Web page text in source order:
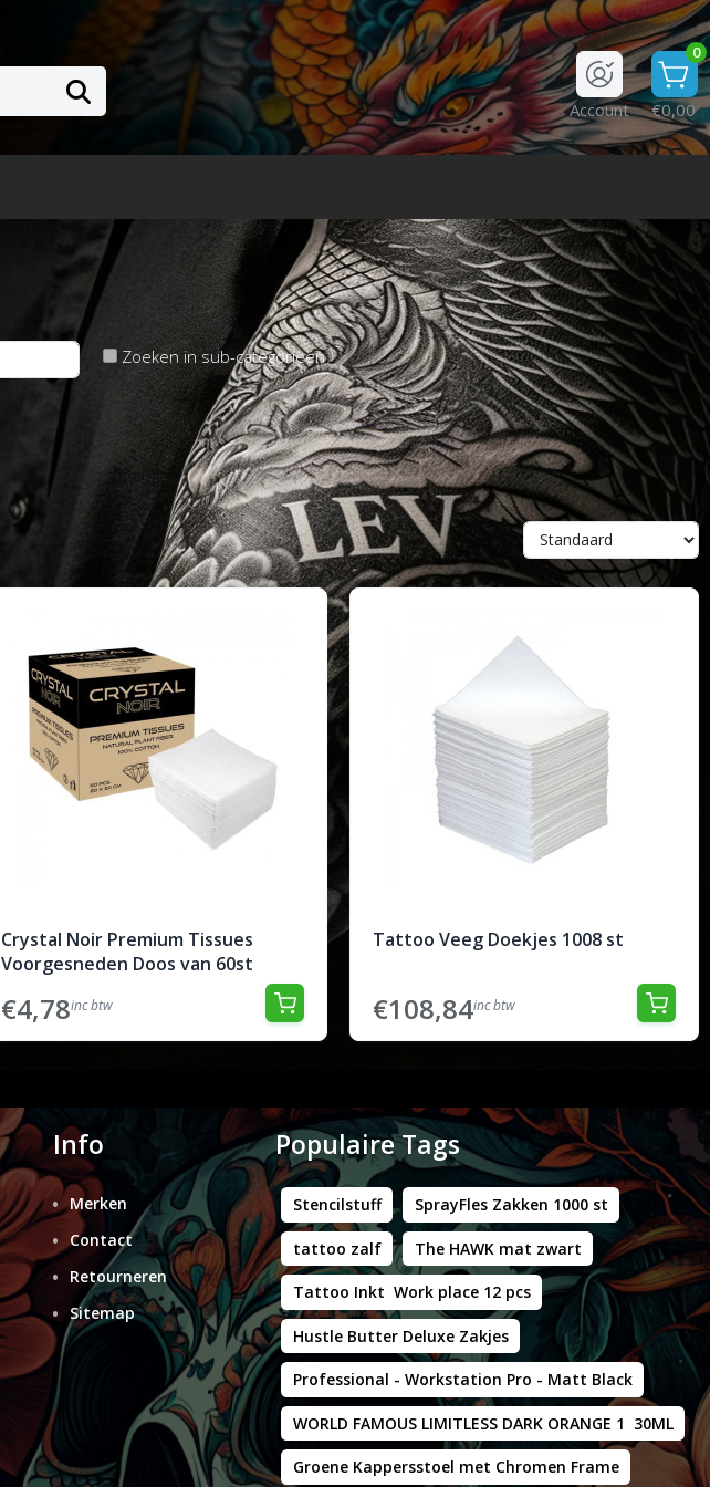
0
€0,00
Account
Zoeken in sub-categorieën
Crystal Noir Premium Tissues
Voorgesneden Doos van 60st
€4,78inc btw
Tattoo Veeg Doekjes 1008 st
€108,84inc btw
Info
Merken
Contact
Retourneren
Sitemap
Populaire Tags
Stencilstuff SprayFles Zakken 1000 st
tattoo zalf The HAWK mat zwart
Tattoo Inkt Work place 12 pcs
Hustle Butter Deluxe Zakjes
Professional - Workstation Pro - Matt Black
WORLD FAMOUS LIMITLESS DARK ORANGE 1 30ML
Groene Kappersstoel met Chromen Frame